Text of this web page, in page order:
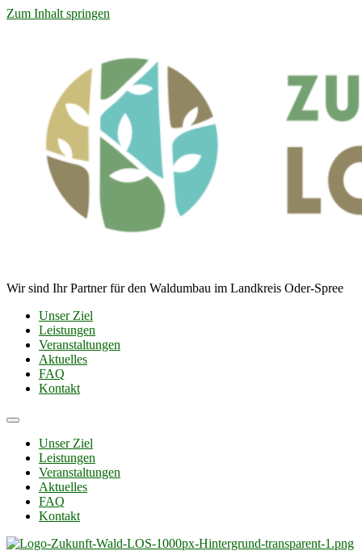
Zum Inhalt springen
Wir sind Ihr Partner für den Waldumbau im Landkreis Oder-Spree
Unser Ziel
Leistungen
Veranstaltungen
Aktuelles
FAQ
Kontakt
Unser Ziel
Leistungen
Veranstaltungen
Aktuelles
FAQ
Kontakt